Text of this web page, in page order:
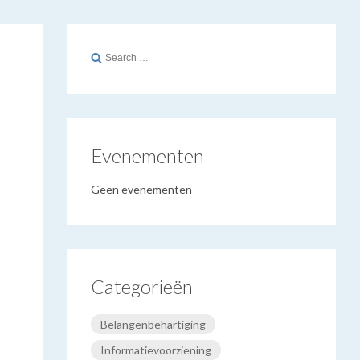
Search
Evenementen
Geen evenementen
Categorieën
Belangenbehartiging
Informatievoorziening